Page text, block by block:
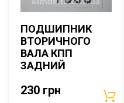
ПОДШИПНИК
ВТОРИЧНОГО
ВАЛА КПП
ЗАДНИЙ
230 грн